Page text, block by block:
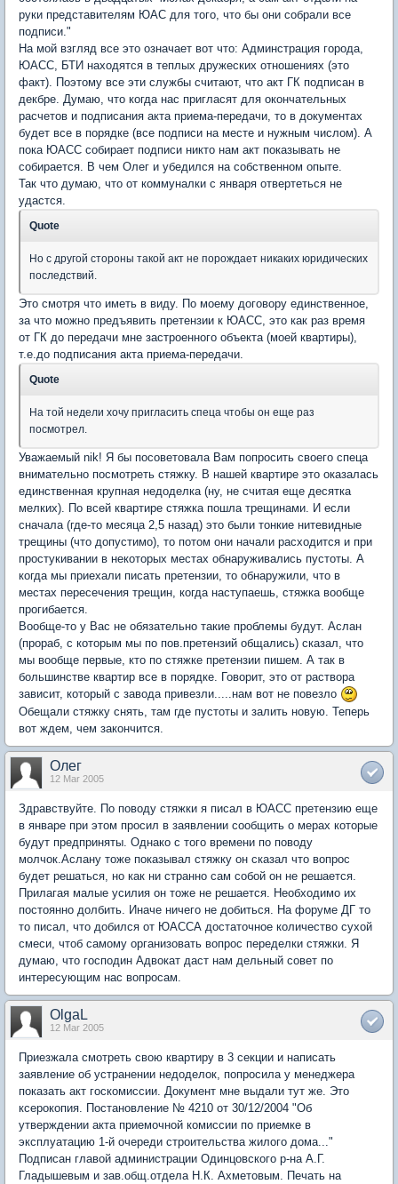
руки представителям ЮАС для того, что бы они собрали все
подписи."
На мой взгляд все это означает вот что: Админстрация города,
ЮАСС, БТИ находятся в теплых дружеских отношениях (это
факт). Поэтому все эти службы считают, что акт ГК подписан в
декбре. Думаю, что когда нас пригласят для окончательных
расчетов и подписания акта приема-передачи, то в документах
будет все в порядке (все подписи на месте и нужным числом). А
пока ЮАСС собирает подписи никто нам акт показывать не
собирается. В чем Олег и убедился на собственном опыте.
Так что думаю, что от коммуналки с января отвертеться не
удастся.
Quote
Но с другой стороны такой акт не порождает никаких юридических
последствий.
Это смотря что иметь в виду. По моему договору единственное,
за что можно предъявить претензии к ЮАСС, это как раз время
от ГК до передачи мне застроенного объекта (моей квартиры),
т.е.до подписания акта приема-передачи.
Quote
На той недели хочу пригласить спеца чтобы он еще раз
посмотрел.
Уважаемый nik! Я бы посоветовала Вам попросить своего спеца
внимательно посмотреть стяжку. В нашей квартире это оказалась
единственная крупная недоделка (ну, не считая еще десятка
мелких). По всей квартире стяжка пошла трещинами. И если
сначала (где-то месяца 2,5 назад) это были тонкие нитевидные
трещины (что допустимо), то потом они начали расходится и при
простукивании в некоторых местах обнаруживались пустоты. А
когда мы приехали писать претензии, то обнаружили, что в
местах пересечения трещин, когда наступаешь, стяжка вообще
прогибается.
Вообще-то у Вас не обязательно такие проблемы будут. Аслан
(прораб, с которым мы по пов.претензий общались) сказал, что
мы вообще первые, кто по стяжке претензии пишем. А так в
большинстве квартир все в порядке. Говорит, это от раствора
зависит, который с завода привезли.....нам вот не повезло
Обещали стяжку снять, там где пустоты и залить новую. Теперь
вот ждем, чем закончится.
Олег
12 Mar 2005
Здравствуйте. По поводу стяжки я писал в ЮАСС претензию еще
в январе при этом просил в заявлении сообщить о мерах которые
будут предприняты. Однако с того времени по поводу
молчок.Аслану тоже показывал стяжку он сказал что вопрос
будет решаться, но как ни странно сам собой он не решается.
Прилагая малые усилия он тоже не решается. Необходимо их
постоянно долбить. Иначе ничего не добиться. На форуме ДГ то
то писал, что добился от ЮАССА достаточное количество сухой
смеси, чтоб самому организовать вопрос переделки стяжки. Я
думаю, что господин Адвокат даст нам дельный совет по
интересующим нас вопросам.
OlgaL
12 Mar 2005
Приезжала смотреть свою квартиру в 3 секции и написать
заявление об устранении недоделок, попросила у менеджера
показать акт госкомиссии. Документ мне выдали тут же. Это
ксерокопия. Постановление № 4210 от 30/12/2004 "Об
утверждении акта приемочной комиссии по приемке в
эксплуатацию 1-й очереди строительства жилого дома..."
Подписан главой администрации Одинцовского р-на А.Г.
Гладышевым и зав.общ.отдела Н.К. Ахметовым. Печать на